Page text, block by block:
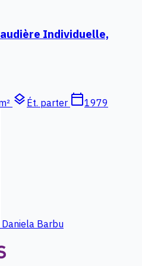
Individuelle,
layers Ét. parter calendar_today1979
Daniela Barbu